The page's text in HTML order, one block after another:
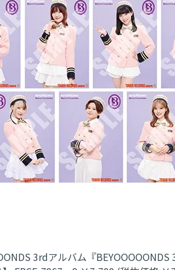
3rdアルバム『BEYOOOOONDS